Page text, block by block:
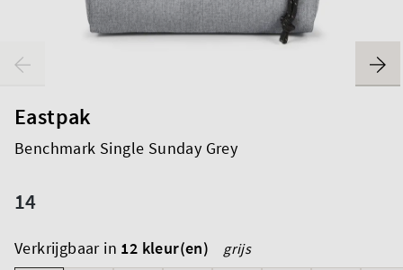
Eastpak
Benchmark Single Sunday Grey
14
Verkrijgbaar in 12 kleur(en) grijs